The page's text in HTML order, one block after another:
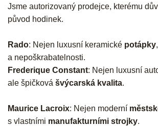
Jsme autorizovaný prodejce, kterému
původ hodinek.
Rado: Nejen luxusní keramické potápky
a nepoškrabatelnosti.
Frederique Constant: Nejen luxusní
ale špičková švýcarská kvalita.
Maurice Lacroix: Nejen moderní
s vlastními manufakturními strojky.